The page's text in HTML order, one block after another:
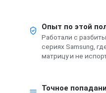
Опыт по этой
Работали с
сериях Samsung,
матрицу и не
Точное